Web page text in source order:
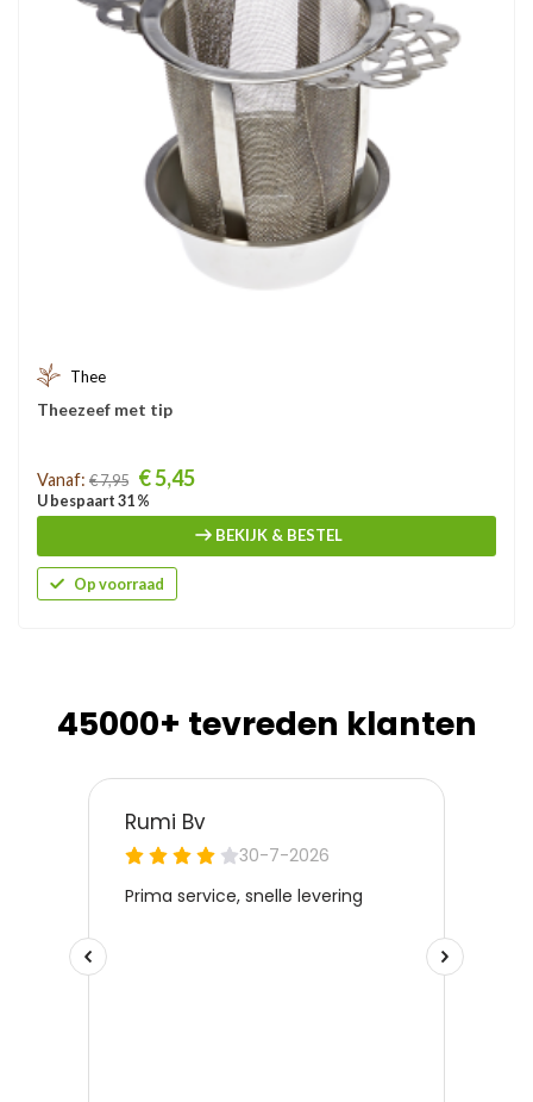
Thee
Theezeef met tip
Prijs
Vanaf: € 7,95 € 5,45
U bespaart 31 %
BEKIJK & BESTEL
Op voorraad
45000+ tevreden klanten